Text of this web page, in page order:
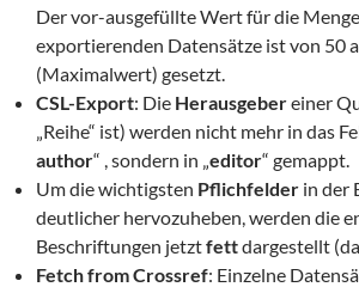
Der vor-ausgefüllte Wert für die
exportierenden Datensätze ist von 50
(Maximalwert) gesetzt.
CSL-Export: Die Herausgebereiner
„Reihe“ ist) werden nicht mehr in das
author“ , sondern in „editor“ gemappt.
Um die wichtigsten Pflichfelder in der
deutlicher hervozuheben, werden die
Beschriftungen jetztfettdargestellt
Fetch from Crossref: Einzelne